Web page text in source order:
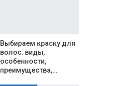
Выбираем краску для
волос: виды,
особенности,
преимущества,…